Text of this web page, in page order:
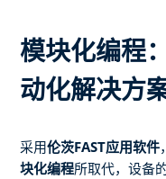
模块化编程
动化解决方
采用伦茨FAST应用软件
块化编程所取代，设备